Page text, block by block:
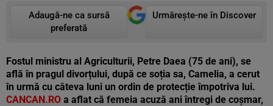
Adaugă-ne ca sursă
preferată
Urmărește-ne în Discover
Fostul ministru al Agriculturii, Petre Daea (75 de ani), se
află în pragul divorțului, după ce soția sa, Camelia, a cerut
în urmă cu câteva luni un ordin de protecție împotriva lui.
CANCAN.RO a aflat că femeia acuză ani întregi de coșmar,